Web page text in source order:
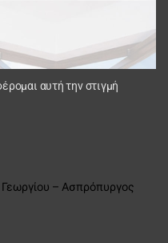
– Ασπρόπυργος
αυτή την στιγμή